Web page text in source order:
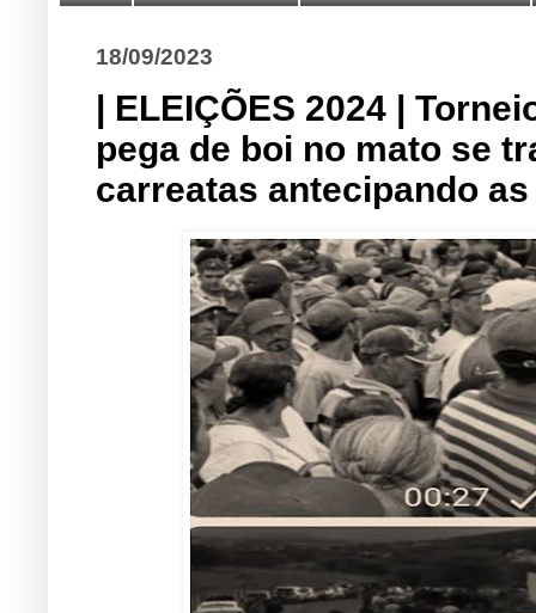
18/09/2023
| ELEIÇÕES 2024 |
pega de boi no mato se
carreatas antecipando